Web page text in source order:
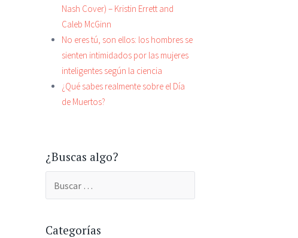
Nash Cover) – Kristin Errett and
Caleb McGinn
No eres tú, son ellos: los hombres se
sienten intimidados por las mujeres
inteligentes según la ciencia
¿Qué sabes realmente sobre el Día
de Muertos?
¿Buscas algo?
Categorías